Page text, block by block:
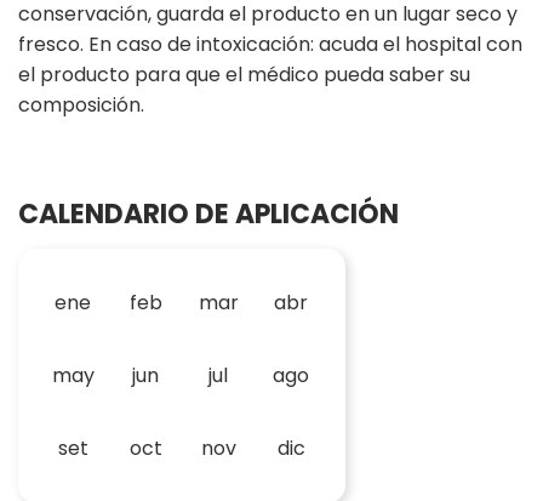
conservación, guarda el producto en un lugar seco y
fresco. En caso de intoxicación: acuda el hospital con
el producto para que el médico pueda saber su
composición.
CALENDARIO DE APLICACIÓN
ene feb mar abr
may jun jul ago
set oct nov dic